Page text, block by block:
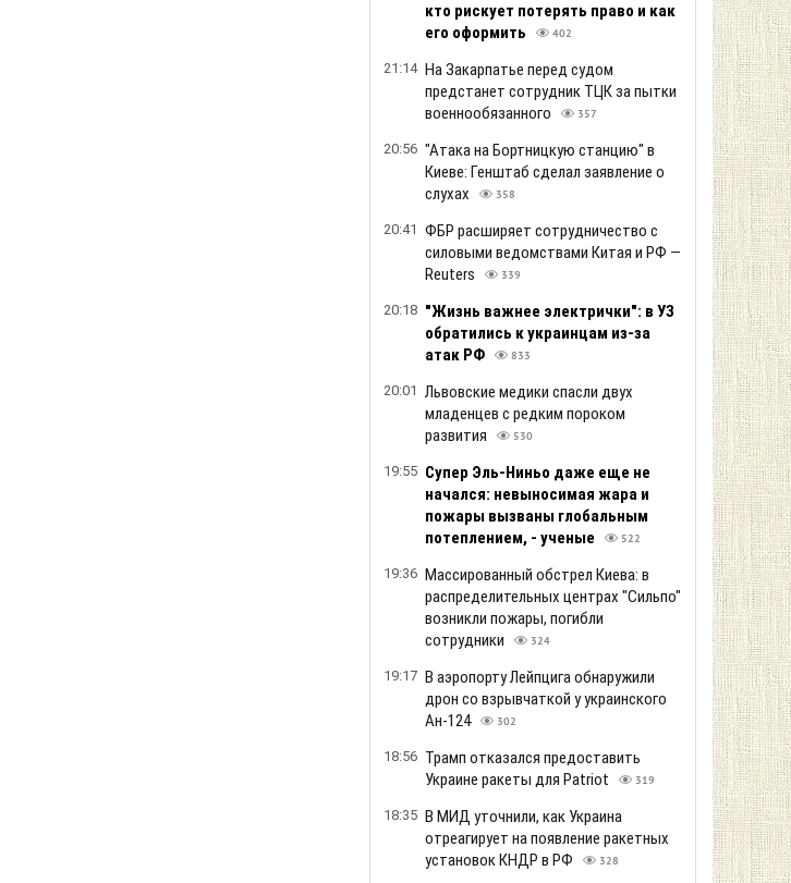
кто рискует потерять право и как
его оформить
402
21:14 На Закарпатье перед судом
предстанет сотрудник ТЦК за пытки
военнообязанного
357
20:56 "Атака на Бортницкую станцию" в
Киеве: Генштаб сделал заявление о
слухах
358
20:41 ФБР расширяет сотрудничество с
силовыми ведомствами Китая и РФ —
Reuters
339
20:18 "Жизнь важнее электрички": в УЗ
обратились к украинцам из-за
атак РФ
833
20:01 Львовские медики спасли двух
младенцев с редким пороком
развития
530
19:55 Супер Эль-Ниньо даже еще не
начался: невыносимая жара и
пожары вызваны глобальным
потеплением, - ученые
522
19:36 Массированный обстрел Киева: в
распределительных центрах "Сильпо"
возникли пожары, погибли
сотрудники
324
19:17 В аэропорту Лейпцига обнаружили
дрон со взрывчаткой у украинского
Ан-124
302
18:56 Трамп отказался предоставить
Украине ракеты для Patriot
319
18:35 В МИД уточнили, как Украина
отреагирует на появление ракетных
установок КНДР в РФ
328